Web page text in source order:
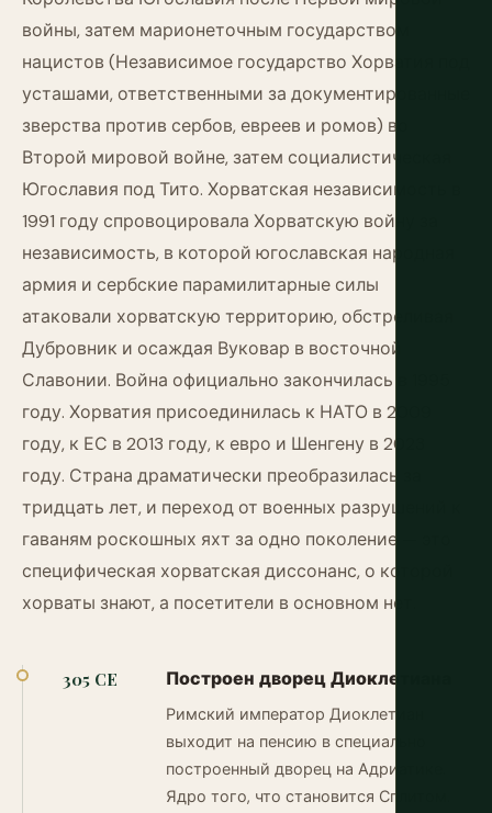
войны, затем марионеточным государством
нацистов (Независимое государство Хорватия под
усташами, ответственными за документированные
зверства против сербов, евреев и ромов) во
Второй мировой войне, затем социалистическая
Югославия под Тито. Хорватская независимость в
1991 году спровоцировала Хорватскую войну за
независимость, в которой югославская народная
армия и сербские парамилитарные силы
атаковали хорватскую территорию, обстреливая
Дубровник и осаждая Вуковар в восточной
Славонии. Война официально закончилась в 1995
году. Хорватия присоединилась к НАТО в 2009
году, к ЕС в 2013 году, к евро и Шенгену в 2023
году. Страна драматически преобразилась за
тридцать лет, и переход от военных разрушений к
гаваням роскошных яхт за одно поколение — это
специфическая хорватская диссонанс, о которой
хорваты знают, а посетители в основном нет.
305 CE Построен дворец Диоклетиана
Римский император Диоклетиан
выходит на пенсию в специально
построенный дворец на Адриатике.
Ядро того, что становится Сплитом.